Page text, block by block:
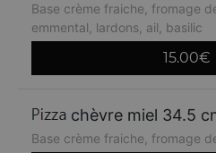
Base crème fraiche, fromage
emmental, lardons, ail, basilic
15.00€
chèvre miel 34.5
Base crème fraiche, fromage